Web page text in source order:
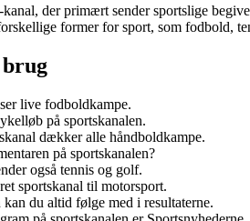
der primært sender sportslige
former for sport, som fodbold,
live fodboldkampe.
på sportskanalen.
dækker alle håndboldkampe.
på sportskanalen?
også tennis og golf.
sportskanal til motorsport.
kan du altid følge med i resultaterne.